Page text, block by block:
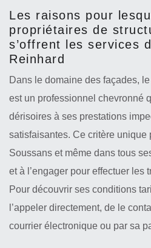
Les raisons pour
propriétaires de
s’offrent les services
Reinhard
Dans le domaine des façades,
est un professionnel chevronné
dérisoires à ses prestations
satisfaisantes. Ce critère unique
Soussans et même dans tous
et à l’engager pour effectuer les
Pour découvrir ses conditions
l’appeler directement, de le
courrier électronique ou par sa